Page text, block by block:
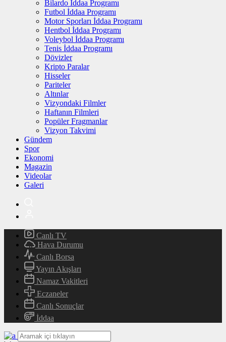
Bilardo İddaa Programı
Futbol İddaa Programı
Motor Sporları İddaa Programı
Hentbol İddaa Programı
Voleybol İddaa Programı
Tenis İddaa Programı
Dövizler
Kripto Paralar
Hisseler
Pariteler
Altınlar
Vizyondaki Filmler
Haftanın Filmleri
Popüler Fragmanlar
Vizyon Takvimi
Gündem
Spor
Ekonomi
Magazin
Videolar
Galeri
Canlı TV
Hava Durumu
Canlı Borsa
Yayın Akışları
Namaz Vakitleri
Eczaneler
Canlı Sonuçlar
İddaa